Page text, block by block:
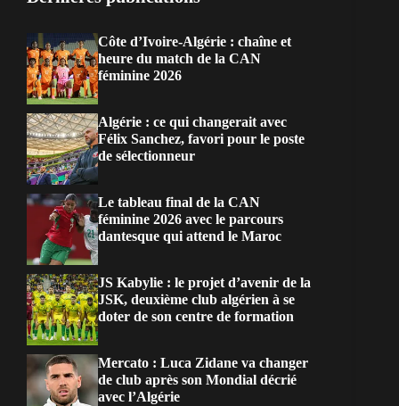
Côte d’Ivoire-Algérie : chaîne et
heure du match de la CAN
féminine 2026
Algérie : ce qui changerait avec
Félix Sanchez, favori pour le poste
de sélectionneur
Le tableau final de la CAN
féminine 2026 avec le parcours
dantesque qui attend le Maroc
JS Kabylie : le projet d’avenir de la
JSK, deuxième club algérien à se
doter de son centre de formation
Mercato : Luca Zidane va changer
de club après son Mondial décrié
avec l’Algérie